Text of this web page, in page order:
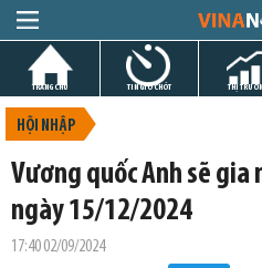
TRANG CHỦ TIN GIỜ CHÓT THỊ
HỘI NHẬP
Vương quốc Anh sẽ gia
ngày 15/12/2024
17:40 02/09/2024